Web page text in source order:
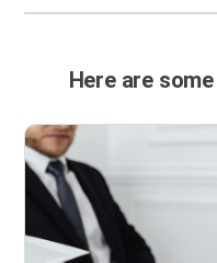
Here are